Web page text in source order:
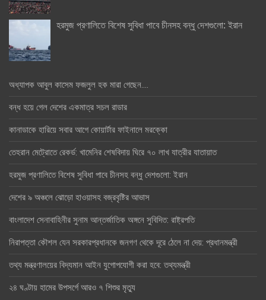
হরমুজ প্রণালিতে বিশেষ সুবিধা পাবে চীনসহ বন্ধু দেশগুলো: ইরান
অধ্যাপক আবুল কাসেম ফজলুল হক মারা গেছেন….
বন্ধ হয়ে গেল দেশের একমাত্র সচল রাডার
কানাডাকে হারিয়ে সবার আগে কোয়ার্টার ফাইনালে মরক্কো
তেহরান মেট্রোতে রেকর্ড: খামেনির শেষবিদায় ঘিরে ৭০ লাখ যাত্রীর যাতায়াত
হরমুজ প্রণালিতে বিশেষ সুবিধা পাবে চীনসহ বন্ধু দেশগুলো: ইরান
দেশের ৯ অঞ্চলে ঝোড়ো হাওয়াসহ বজ্রবৃষ্টির আভাস
বাংলাদেশ সেনাবাহিনীর সুনাম আন্তর্জাতিক অঙ্গনে সুবিদিত: রাষ্ট্রপতি
নিরাপত্তা কৌশল যেন সরকারপ্রধানকে জনগণ থেকে দূরে ঠেলে না দেয়: প্রধানমন্ত্রী
তথ্য মন্ত্রণালয়ের বিদ্যমান আইন যুগোপযোগী করা হবে: তথ্যমন্ত্রী
২৪ ঘণ্টায় হামের উপসর্গে আরও ৭ শিশুর মৃত্যু